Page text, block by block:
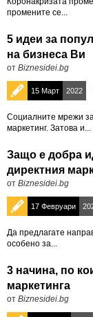
промените се...
5 идеи за
на бизнеса Ви
от Biznesidei.bg
15 Март 2022
Социалните мрежи
маркетинг. Затова и...
Защо е добра
директния
от Biznesidei.bg
17 Февруари
Да предлагате
особено за...
3 начина, по
маркетинга
от Biznesidei.bg